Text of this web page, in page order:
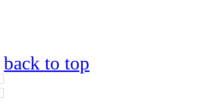
back to top